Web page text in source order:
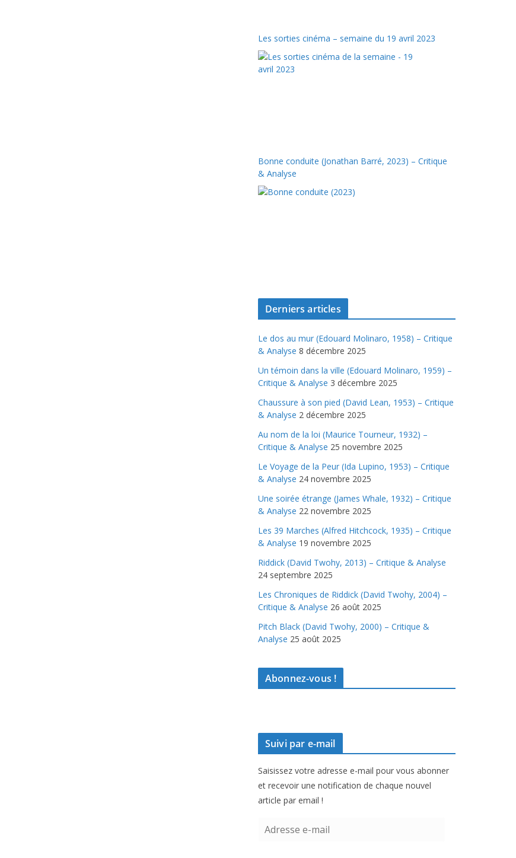
Les sorties cinéma – semaine du 19 avril 2023
Bonne conduite (Jonathan Barré, 2023) – Critique
& Analyse
Derniers articles
Le dos au mur (Edouard Molinaro, 1958) – Critique
& Analyse 8 décembre 2025
Un témoin dans la ville (Edouard Molinaro, 1959) –
Critique & Analyse 3 décembre 2025
Chaussure à son pied (David Lean, 1953) – Critique
& Analyse 2 décembre 2025
Au nom de la loi (Maurice Tourneur, 1932) –
Critique & Analyse 25 novembre 2025
Le Voyage de la Peur (Ida Lupino, 1953) – Critique
& Analyse 24 novembre 2025
Une soirée étrange (James Whale, 1932) – Critique
& Analyse 22 novembre 2025
Les 39 Marches (Alfred Hitchcock, 1935) – Critique
& Analyse 19 novembre 2025
Riddick (David Twohy, 2013) – Critique & Analyse
24 septembre 2025
Les Chroniques de Riddick (David Twohy, 2004) –
Critique & Analyse 26 août 2025
Pitch Black (David Twohy, 2000) – Critique &
Analyse 25 août 2025
Abonnez-vous !
Suivi par e-mail
Saisissez votre adresse e-mail pour vous abonner
et recevoir une notification de chaque nouvel
article par email !